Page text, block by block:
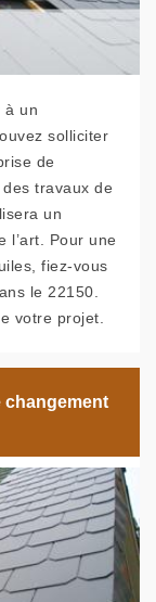
à un
solliciter
de
travaux de
un
l’art. Pour une
fiez-vous
le 22150.
votre projet.
changement